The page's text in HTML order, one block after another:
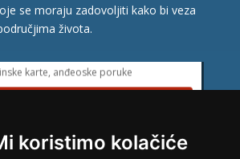
koristimo kolačiće
se moraju zadovoljiti kako bi veza
života.
LUCIJA/ Kod #136
Tarot savjetnik je zauzet
karte, anđeoske poruke
Mostar (Eronet) 094/850-746
Srp. (MTel) 094/583-146
2,45 KM/min